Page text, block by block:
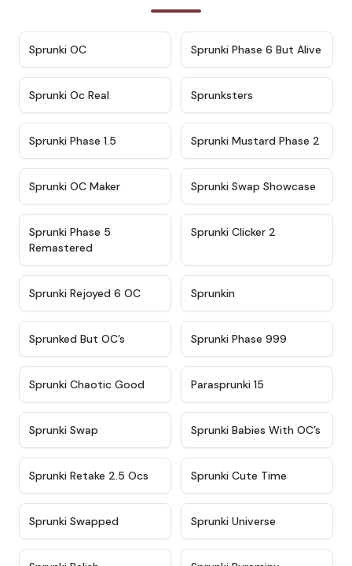
Sprunki OC ★ 4.9
Sprunki Phase 6 But Alive
Sprunki Oc Real Sprunksters
Sprunki Phase 1.5 ★ 4.4
Sprunki Mustard Phase 2
Sprunki OC Maker ★ 4.6
Sprunki Swap Showcase
Sprunki Phase 5
Remastered
Sprunki Clicker 2
★ 4.4
Sprunki Rejoyed 6 OC Sprunkin
Sprunked But OC’s Sprunki Phase 999
★ 4.7
Sprunki Chaotic Good Parasprunki 15
Sprunki Swap ★ 4.8
Sprunki Babies With OC’s
★ 4.6
Sprunki Retake 2.5 Ocs Sprunki Cute Time
Sprunki Swapped Sprunki Universe